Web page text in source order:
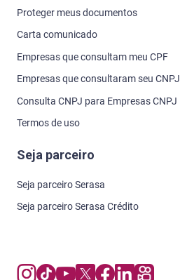
Proteger meus documentos
Carta comunicado
Empresas que consultam meu CPF
Empresas que consultaram seu CNPJ
Consulta CNPJ para Empresas CNPJ
Termos de uso
Seja parceiro
Seja parceiro Serasa
Seja parceiro Serasa Crédito